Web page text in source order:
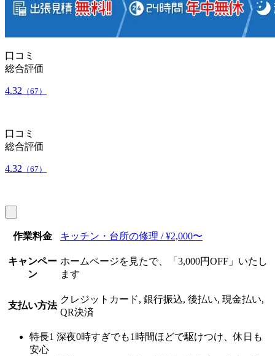
口コミ
総合評価
4.32 （67）
口コミ
総合評価
4.32 （67）
作業料金 キッチン・台所の修理 / ¥2,000〜
キャンペー
ン
ホームページを見たで、「3,000円OFF」いたし
ます
支払い方法
クレジットカード, 銀行振込, 後払い, 現金払い,
QR決済
特長1 深夜0時すぎでも1時間ほどで駆けつけ、休日も
安心